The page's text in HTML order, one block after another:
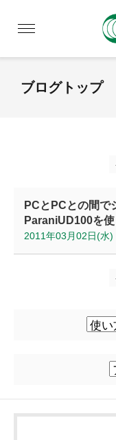
ブログトップ
PCとPCとの間で
ParaniUD100を
2011年03月02日(水)